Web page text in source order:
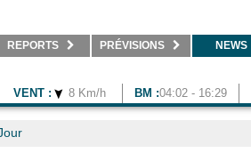
REPORTS PRÉVISIONS NEWS
VENT : 8 Km/h BM :04:02 - 16:29